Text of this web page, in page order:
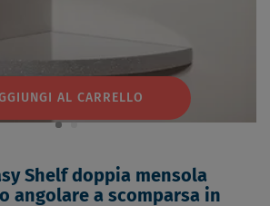
AL CARRELLO
Shelf doppia mensola
angolare a scomparsa in